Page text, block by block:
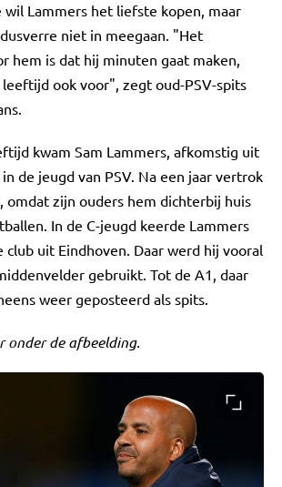
wil Lammers het liefste kopen, maar
niet in meegaan. "Het
hem is dat hij minuten gaat maken,
ook voor", zegt oud-PSV-spits
kwam Sam Lammers, afkomstig uit
de jeugd van PSV. Na een jaar vertrok
omdat zijn ouders hem dichterbij huis
In de C-jeugd keerde Lammers
uit Eindhoven. Daar werd hij vooral
gebruikt. Tot de A1, daar
weer geposteerd als spits.
onder de afbeelding.